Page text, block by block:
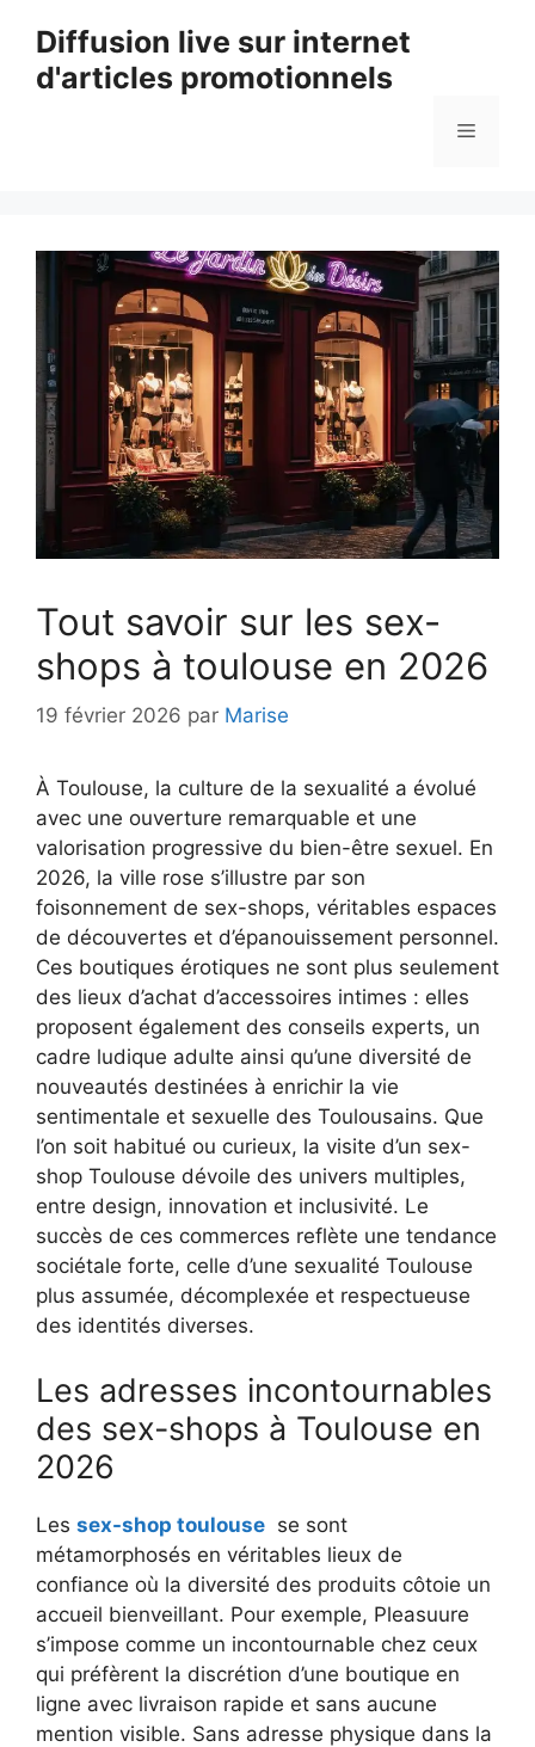
contenu
Diffusion live sur internet
d'articles promotionnels
Menu
Tout savoir sur les sex-
shops à toulouse en 2026
19 février 2026 par Marise
À Toulouse, la culture de la sexualité a évolué
avec une ouverture remarquable et une
valorisation progressive du bien-être sexuel. En
2026, la ville rose s’illustre par son
foisonnement de sex-shops, véritables espaces
de découvertes et d’épanouissement personnel.
Ces boutiques érotiques ne sont plus seulement
des lieux d’achat d’accessoires intimes : elles
proposent également des conseils experts, un
cadre ludique adulte ainsi qu’une diversité de
nouveautés destinées à enrichir la vie
sentimentale et sexuelle des Toulousains. Que
l’on soit habitué ou curieux, la visite d’un sex-
shop Toulouse dévoile des univers multiples,
entre design, innovation et inclusivité. Le
succès de ces commerces reflète une tendance
sociétale forte, celle d’une sexualité Toulouse
plus assumée, décomplexée et respectueuse
des identités diverses.
Les adresses incontournables
des sex-shops à Toulouse en
2026
Les sex-shop toulouse se sont
métamorphosés en véritables lieux de
confiance où la diversité des produits côtoie un
accueil bienveillant. Pour exemple, Pleasuure
s’impose comme un incontournable chez ceux
qui préfèrent la discrétion d’une boutique en
ligne avec livraison rapide et sans aucune
mention visible. Sans adresse physique dans la